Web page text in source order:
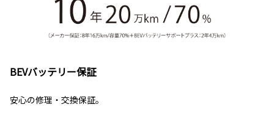
BEVバッテリー保証
安心の修理・交換保証。